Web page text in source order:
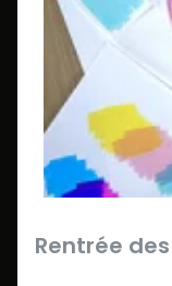
Rentrée